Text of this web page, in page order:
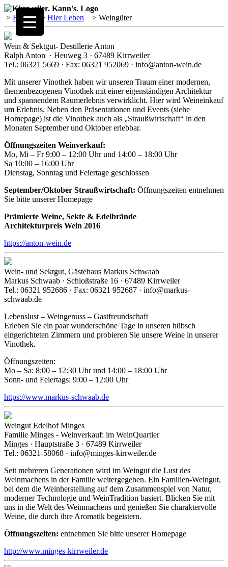
> Home> Hier Leben > Weingüter
Wein & Sektgut- Destillerie Anton
Ralph Anton · Heuweg 3 · 67489 Kirrweiler
Tel.: 06321 5669 · Fax: 06321 952069 · info@anton-wein.de
Mit unserer Vinothek haben wir unseren Traum einer modernen,
themenbezogenen Vinothek mit einer eigenständigen Architektur
und spannendem Raumerlebnis verwirklicht. Hier wird Weineinkauf
um Erlebnis. Neben den Präsentationen und Events (siehe
Homepage) ist die Vinothek auch als „Straußwirtschaft“ in den
Monaten September und Oktober erlebbar.
Öffnungszeiten Weinverkauf:
Mo, Mi – Fr 9:00 – 12:00 Uhr und 14:00 – 18:00 Uhr
Sa 10:00 – 16:00 Uhr
Dienstag, Sonntag und Feiertage geschlossen
September/Oktober Straußwirtschaft: Öffnungszeiten entnehmen
Sie bitte unserer Homepage
Prämierte Weine, Sekte & Edelbrände
Architekturpreis Wein 2016
https://anton-wein.de
Wein- und Sektgut, Gästehaus Markus Schwaab
Markus Schwaab · Schloßstraße 16 · 67489 Kirrweiler
Tel.: 06321 952686 · Fax: 06321 952687 · info@markus-
schwaab.de
Lebenslust – Weingenuss – Gastfreundschaft
Erleben Sie ein paar wunderschöne Tage in unseren hübsch
eingerichteten Zimmern und probieren Sie unsere Weine in unserer
Vinothek.
Öffnungszeiten:
Mo – Sa: 8:00 – 12:30 Uhr und 14:00 – 18:00 Uhr
Sonn- und Feiertags: 9:00 – 12:00 Uhr
https://www.markus-schwaab.de
Weingut Edelhof Minges
Familie Minges - Weinverkauf: im WeinQuartier
Minges · Hauptstraße 3 · 67489 Kirrweiler
Tel.: 06321-58068 · info@minges-kirrweiler.de
Seit mehreren Generationen wird im Weingut die Lust des
Weinmachens in der Familie weitergegeben. Ein Familien-Weingut,
bei dem die Weinherstellung auf dem Zusammenspiel von Natur,
moderner Technologie und WeinTradition basiert. Blicken Sie mit
uns in die Welt des Weinmachens und genießen Sie charaktervolle
Weine, die durch ihre Aromatik begeistern.
Öffnungszeiten: entnehmen Sie bitte unserer Homepage
http://www.minges-kirrweiler.de